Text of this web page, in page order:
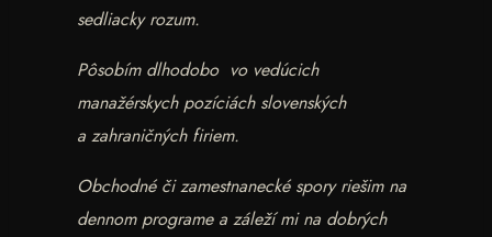
sedliacky rozum.
Pôsobím dlhodobo vo vedúcich
manažérskych pozíciách slovenských
a zahraničných firiem.
Obchodné či zamestnanecké spory riešim na
dennom programe a záleží mi na dobrých